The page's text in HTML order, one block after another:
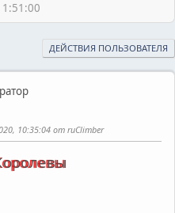
ДЕЙСТВИЯ ПОЛЬЗОВАТЕЛЯ
10:35:04 от ruClimber